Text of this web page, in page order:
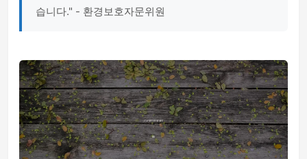
습니다." - 환경보호자문위원